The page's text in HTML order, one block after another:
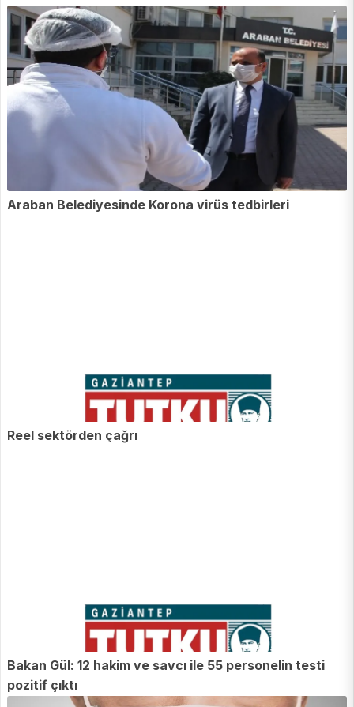
Araban Belediyesinde Korona virüs tedbirleri
Reel sektörden çağrı
Bakan Gül: 12 hakim ve savcı ile 55 personelin testi
pozitif çıktı